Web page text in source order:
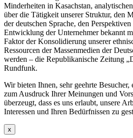
Minderheiten in Kasachstan,
über die Tätigkeit unserer Struktur, den
der deutschen Sprache, den
Entwicklung der Unternehmer bekannt
Faktor der Konsolidierung unserer
Ressourcen der Massenmedien der
werden – die Republikanische Zeitung
Rundfunk.
Wir bieten Ihnen, sehr geehrte
zum Ausdruck Ihrer Meinungen und
überzeugt, dass es uns erlaubt, unsere
Interessen und Ihren Bedürfnissen zu
x